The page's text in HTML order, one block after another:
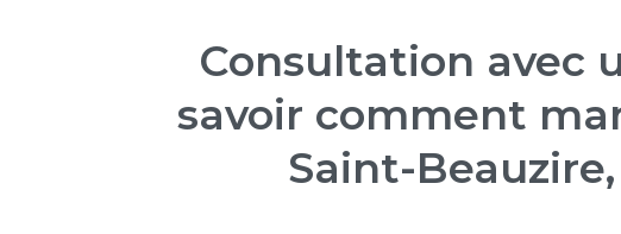
Consultation avec
savoir comment
Saint-